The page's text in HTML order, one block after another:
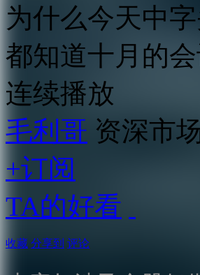
为什么今天中
都知道十月的
连续播放
毛利哥 资深市
+订阅
TA的好看
收藏 分享到 评论